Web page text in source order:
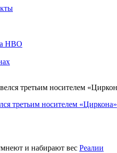
НВО
третьим носителем «Циркона»
Реалии